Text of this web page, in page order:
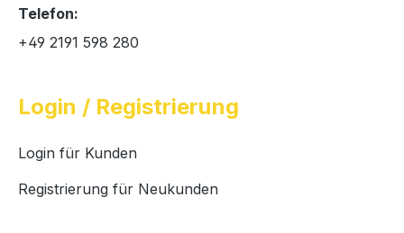
Telefon:
+49 2191 598 280
Login / Registrierung
Login für Kunden
Registrierung für Neukunden